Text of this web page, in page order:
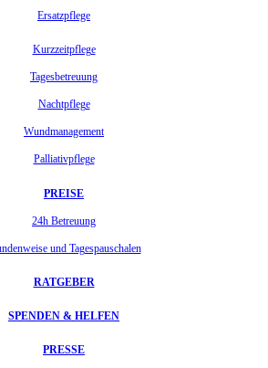
Ersatzpflege
Kurzzeitpflege
Tagesbetreuung
Nachtpflege
Wundmanagement
Palliativpflege
PREISE
24h Betreuung
und Tagespauschalen
RATGEBER
SPENDEN & HELFEN
PRESSE